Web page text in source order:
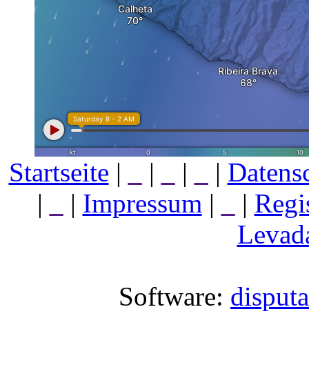
Startseite | | | |
|
| Impressum | |
Software: